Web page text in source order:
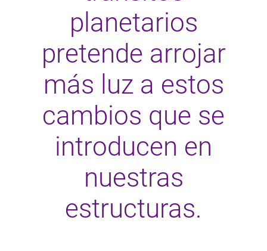
planetarios
pretende arrojar
más luz a estos
cambios que se
introducen en
nuestras
estructuras.